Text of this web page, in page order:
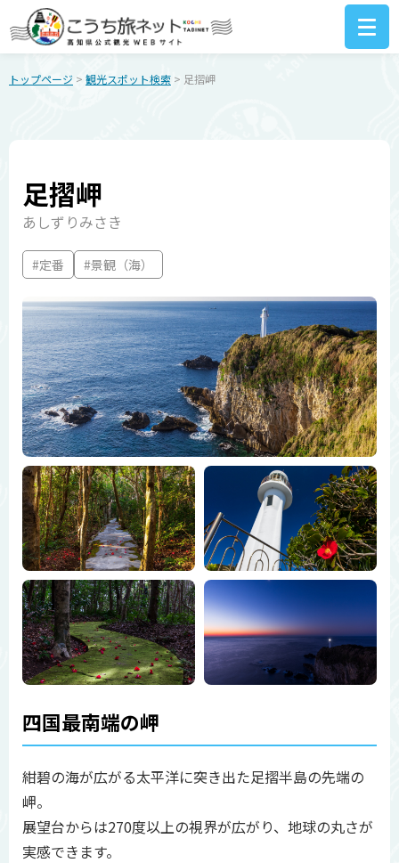
トップページ > 観光スポット検索 > 足摺岬
足摺岬
あしずりみさき
#定番 #景観（海）
四国最南端の岬
紺碧の海が広がる太平洋に突き出た足摺半島の先端の
岬。
展望台からは270度以上の視界が広がり、地球の丸さが
実感できます。